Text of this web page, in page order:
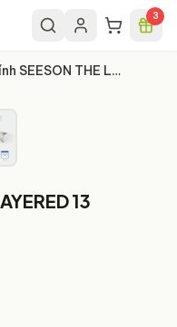
3
Gọng kính SEESON THE LAYERED 13
13